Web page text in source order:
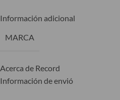
Información adicional
MARCA
Acerca de Record
Información de envió